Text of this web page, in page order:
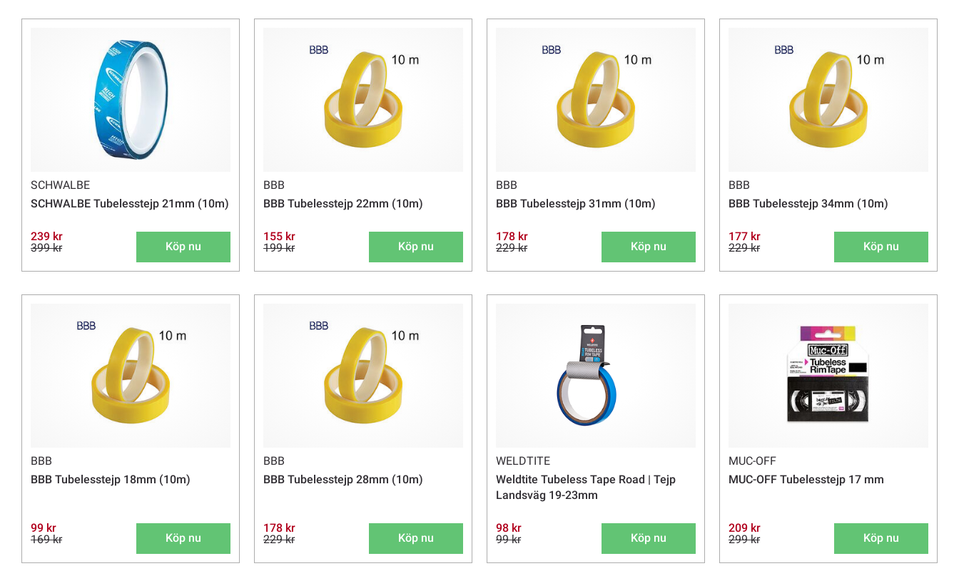
SCHWALBE
SCHWALBE Tubelesstejp 21mm (10m)
239 kr
399 kr
Köp nu
BBB
BBB Tubelesstejp 22mm (10m)
155 kr
199 kr
Köp nu
BBB
BBB Tubelesstejp 31mm (10m)
178 kr
229 kr
Köp nu
BBB
BBB Tubelesstejp 34mm (10m)
177 kr
229 kr
Köp nu
BBB
BBB Tubelesstejp 18mm (10m)
99 kr
169 kr
Köp nu
BBB
BBB Tubelesstejp 28mm (10m)
178 kr
229 kr
Köp nu
WELDTITE
Weldtite Tubeless Tape Road | Tejp
Landsväg 19-23mm
98 kr
99 kr
Köp nu
MUC-OFF
MUC-OFF Tubelesstejp 17 mm
209 kr
299 kr
Köp nu